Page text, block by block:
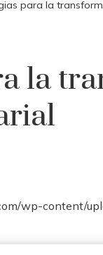
para la
la